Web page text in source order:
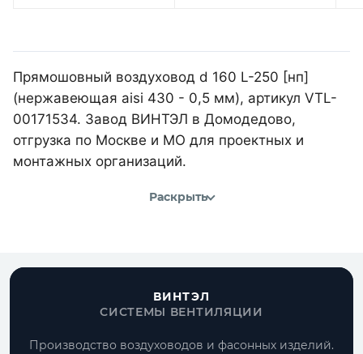
Прямошовный воздуховод d 160 L-250 [нп]
(нержавеющая aisi 430 - 0,5 мм), артикул VTL-
00171534. Завод ВИНТЭЛ в Домодедово,
отгрузка по Москве и МО для проектных и
монтажных организаций.
Раскрыть
ВИНТЭЛ
СИСТЕМЫ ВЕНТИЛЯЦИИ
Производство воздуховодов и фасонных изделий.